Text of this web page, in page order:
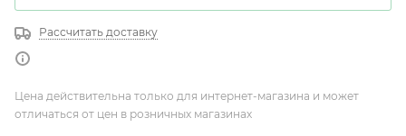
Рассчитать доставку
Цена действительна только для интернет-магазина и может
отличаться от цен в розничных магазинах